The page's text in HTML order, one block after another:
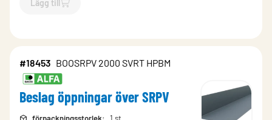
Lägg till
`$Lägg till
#18453 BOOSRPV 2000 SVRT HPBM
Beslag öppningar över SRPV